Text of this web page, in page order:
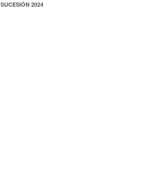
SUCESIÓN 2024